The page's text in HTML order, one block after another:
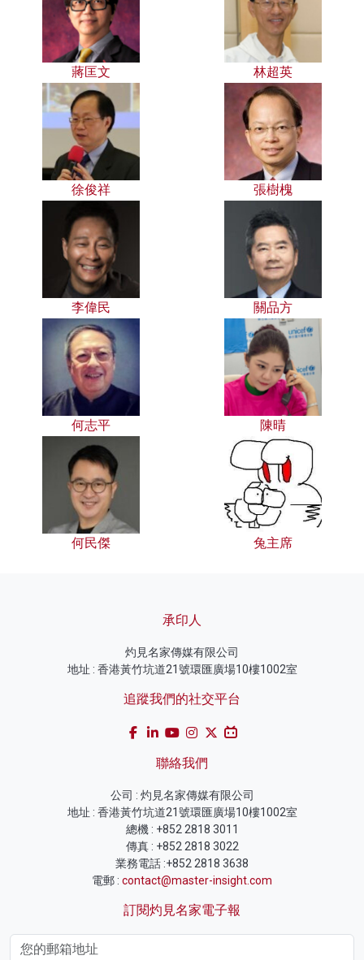
蔣匡文 林超英
徐俊祥 張樹槐
李偉民 關品方
何志平 陳晴
何民傑 兔主席
承印人
灼見名家傳媒有限公司
地址 : 香港黃竹坑道21號環匯廣場10樓1002室
追蹤我們的社交平台
聯絡我們
公司 : 灼見名家傳媒有限公司
地址 : 香港黃竹坑道21號環匯廣場10樓1002室
總機 : +852 2818 3011
傳真 : +852 2818 3022
業務電話 :+852 2818 3638
電郵 : contact@master-insight.com
訂閱灼見名家電子報